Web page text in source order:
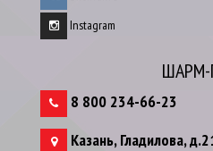
Instagram
8 800 234-66-23
Казань,Гладилова,